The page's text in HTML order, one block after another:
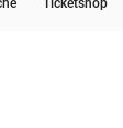
Ticketshop